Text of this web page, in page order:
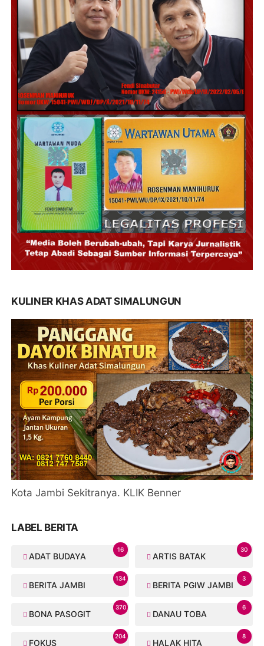
KULINER KHAS ADAT SIMALUNGUN
Kota Jambi Sekitranya. KLIK Benner
LABEL BERITA
ADAT BUDAYA
16
ARTIS BATAK
30
BERITA JAMBI
134
BERITA PGIW JAMBI
3
BONA PASOGIT
370
DANAU TOBA
6
FOKUS
204
HALAK HITA
8